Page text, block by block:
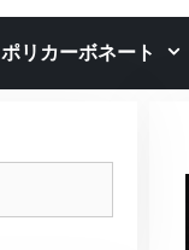
ポリカーボネート